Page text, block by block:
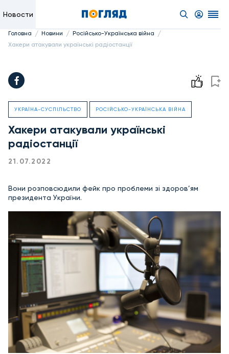
Новости
Головна / Новини / Російсько-Українська війна /
Хакери атакували українські радіостанції
УКРАЇНА-СУСПІЛЬСТВО РОСІЙСЬКО-УКРАЇНСЬКА ВІЙНА
Хакери атакували українські
радіостанції
21.07.2022
Вони розповсюдили фейк про проблеми зі здоров’ям
президента України.